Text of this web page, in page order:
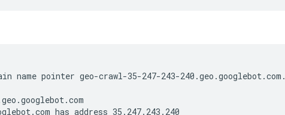
name pointer geo-crawl-35-247-243-240.geo.googlebot.com.
has address 35.247.243.240